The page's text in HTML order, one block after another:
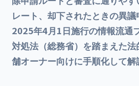
レート、却下されたときの異
2025年4月1日施行の情報流通
対処法（総務省）を踏まえた
舗オーナー向けに手順化して解